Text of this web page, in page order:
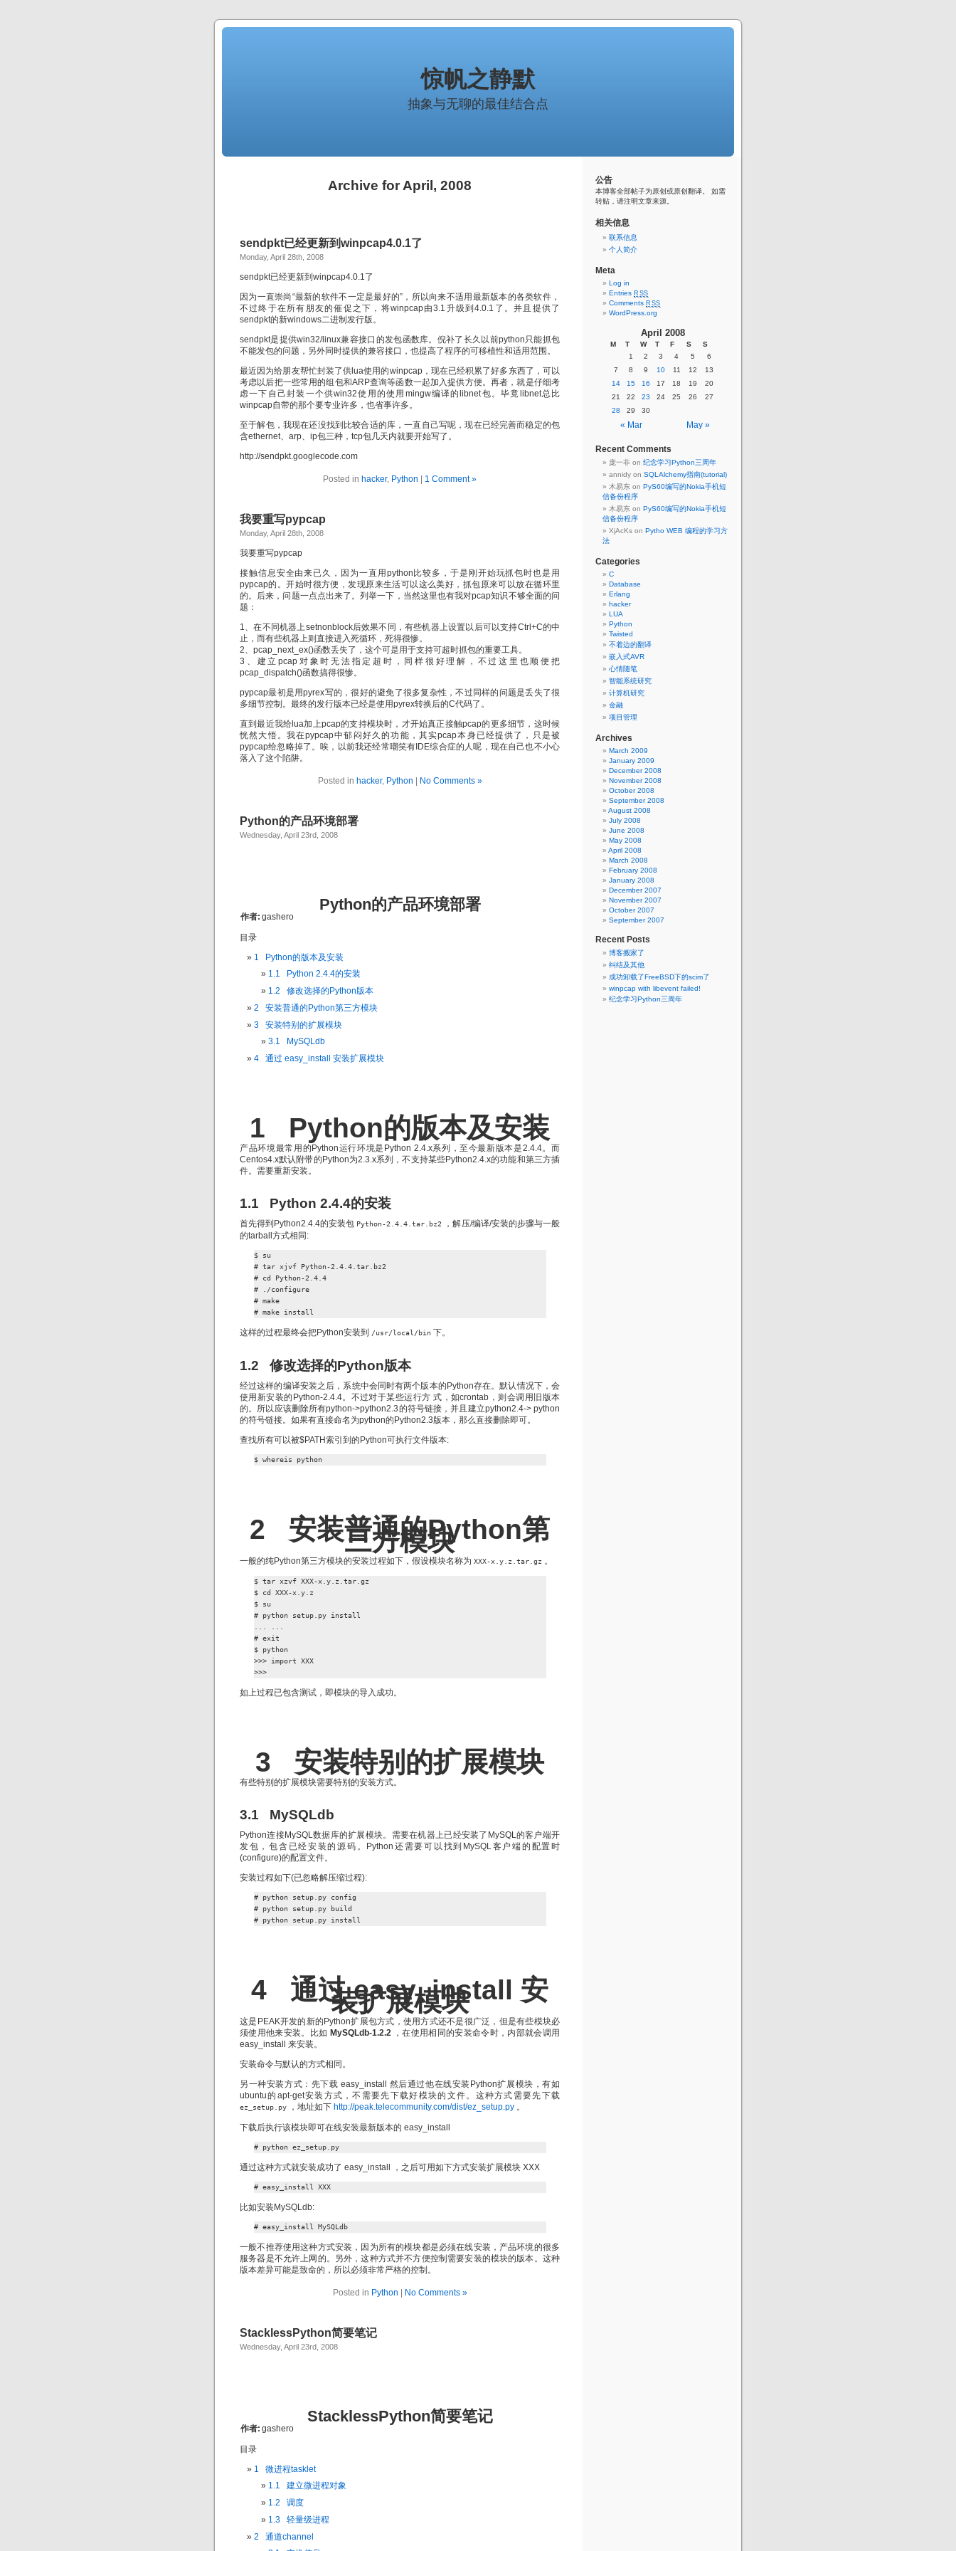
惊帆之静默
抽象与无聊的最佳结合点
Archive for April, 2008
sendpkt已经更新到winpcap4.0.1了
Monday, April 28th, 2008
sendpkt已经更新到winpcap4.0.1了
因为一直崇尚“最新的软件不一定是最好的”，所以向来不适用最新版本的各类软件，
不过终于在所有朋友的催促之下，将winpcap由3.1升级到4.0.1了。并且提供了
sendpkt的新windows二进制发行版。
sendpkt是提供win32/linux兼容接口的发包函数库。倪补了长久以前python只能抓包
不能发包的问题，另外同时提供的兼容接口，也提高了程序的可移植性和适用范围。
最近因为给朋友帮忙封装了供lua使用的winpcap，现在已经积累了好多东西了，可以
考虑以后把一些常用的组包和ARP查询等函数一起加入提供方便。再者，就是仔细考
虑一下自己封装一个供win32使用的使用mingw编译的libnet包。毕竟libnet总比
winpcap自带的那个要专业许多，也省事许多。
至于解包，我现在还没找到比较合适的库，一直自己写呢，现在已经完善而稳定的包
含ethernet、arp、ip包三种，tcp包几天内就要开始写了。
http://sendpkt.googlecode.com
Posted in hacker, Python 1 Comment »
我要重写pypcap
Monday, April 28th, 2008
我要重写pypcap
接触信息安全由来已久，因为一直用python比较多，于是刚开始玩抓包时也是用
pypcap的。开始时很方便，发现原来生活可以这么美好，抓包原来可以放在循环里
的。后来，问题一点点出来了。列举一下，当然这里也有我对pcap知识不够全面的问
题：
1、在不同机器上setnonblock后效果不同，有些机器上设置以后可以支持Ctrl+C的中
止，而有些机器上则直接进入死循环，死得很惨。
2、pcap_next_ex()函数丢失了，这个可是用于支持可超时抓包的重要工具。
3、建立pcap对象时无法指定超时，同样很好理解，不过这里也顺便把
pcap_dispatch()函数搞得很惨。
pypcap最初是用pyrex写的，很好的避免了很多复杂性，不过同样的问题是丢失了很
多细节控制。最终的发行版本已经是使用pyrex转换后的C代码了。
直到最近我给lua加上pcap的支持模块时，才开始真正接触pcap的更多细节，这时候
恍然大悟。我在pypcap中郁闷好久的功能，其实pcap本身已经提供了，只是被
pypcap给忽略掉了。唉，以前我还经常嘲笑有IDE综合症的人呢，现在自己也不小心
落入了这个陷阱。
Posted in hacker, Python No Comments »
Python的产品环境部署
Wednesday, April 23rd, 2008
Python的产品环境部署
作者: gashero
目录
1 Python的版本及安装
1.1 Python 2.4.4的安装
1.2 修改选择的Python版本
2 安装普通的Python第三方模块
3 安装特别的扩展模块
3.1 MySQLdb
4 通过 easy_install 安装扩展模块
1 Python的版本及安装
产品环境最常用的Python运行环境是Python 2.4.x系列，至今最新版本是2.4.4。而
Centos4.x默认附带的Python为2.3.x系列，不支持某些Python2.4.x的功能和第三方插
件。需要重新安装。
1.1 Python 2.4.4的安装
首先得到Python2.4.4的安装包 Python-2.4.4.tar.bz2
，解压/编译/安装的步骤与一般
的tarball方式相同:
$ su
# tar xjvf Python-2.4.4.tar.bz2
# cd Python-2.4.4
# ./configure
# make
# make install
这样的过程最终会把Python安装到 /usr/local/bin 下。
1.2 修改选择的Python版本
经过这样的编译安装之后，系统中会同时有两个版本的Python存在。默认情况下，会
使用新安装的Python-2.4.4。不过对于某些运行方 式，如crontab，则会调用旧版本
的。所以应该删除所有python->python2.3的符号链接，并且建立python2.4-> python
的符号链接。如果有直接命名为python的Python2.3版本，那么直接删除即可。
查找所有可以被$PATH索引到的Python可执行文件版本:
$ whereis python
2 安装普通的Python第
三方模块
一般的纯Python第三方模块的安装过程如下，假设模块名称为 XXX-x.y.z.tar.gz 。
$ tar xzvf XXX-x.y.z.tar.gz
$ cd XXX-x.y.z
$ su
# python setup.py install
# exit
$ python
>>> import XXX
>>>
如上过程已包含测试，即模块的导入成功。
3 安装特别的扩展模块
有些特别的扩展模块需要特别的安装方式。
3.1 MySQLdb
Python连接MySQL数据库的扩展模块。需要在机器上已经安装了MySQL的客户端开
发包，包含已经安装的源码。Python还需要可以找到MySQL客户端的配置时
(configure)的配置文件。
安装过程如下(已忽略解压缩过程):
# python setup.py config
# python setup.py build
# python setup.py install
4 通过 easy_install 安
装扩展模块
这是PEAK开发的新的Python扩展包方式，使用方式还不是很广泛，但是有些模块必
须使用他来安装。比如 MySQLdb-1.2.2，在使用相同的安装命令时，内部就会调用
easy_install 来安装。
安装命令与默认的方式相同。
另一种安装方式：先下载 easy_install 然后通过他在线安装Python扩展模块，有如
ubuntu的apt-get安装方式，不需要先下载好模块的文件。这种方式需要先下载
ez_setup.py ，地址如下 http://peak.telecommunity.com/dist/ez_setup.py 。
下载后执行该模块即可在线安装最新版本的 easy_install
# python ez_setup.py
通过这种方式就安装成功了 easy_install ，之后可用如下方式安装扩展模块 XXX
# easy_install XXX
比如安装MySQLdb:
# easy_install MySQLdb
一般不推荐使用这种方式安装，因为所有的模块都是必须在线安装，产品环境的很多
服务器是不允许上网的。另外，这种方式并不方便控制需要安装的模块的版本。这种
版本差异可能是致命的，所以必须非常严格的控制。
Posted in Python No Comments »
StacklessPython简要笔记
Wednesday, April 23rd, 2008
StacklessPython简要笔记
作者: gashero
目录
1 微进程tasklet
1.1 建立微进程对象
1.2 调度
1.3 轻量级进程
2 通道channel
公告
本博客全部帖子为原创或原创翻译。 如需
转贴，请注明文章来源。
相关信息
联系信息
个人简介
Meta
Log in
Entries RSS
Comments RSS
WordPress.org
April 2008
M T W T F S S
« Mar May »
1 2 3 4 5
6
7
8 9 10 11 12
13
14
15 16 17 18 19
20
21
22 23 24 25 26
27
28
29 30
Recent Comments
庞一非 on 纪念学习Python三周年
annidy on SQLAlchemy指南(tutorial)
木易东 on PyS60编写的Nokia手机短
信备份程序
木易东 on PyS60编写的Nokia手机短
信备份程序
XjAcKs on Pytho WEB 编程的学习方
法
Categories
C
Database
Erlang
hacker
LUA
Python
Twisted
不着边的翻译
嵌入式AVR
心情随笔
智能系统研究
计算机研究
金融
项目管理
Archives
March 2009
January 2009
December 2008
November 2008
October 2008
September 2008
August 2008
July 2008
June 2008
May 2008
April 2008
March 2008
February 2008
January 2008
December 2007
November 2007
October 2007
September 2007
Recent Posts
博客搬家了
纠结及其他
成功卸载了FreeBSD下的scim了
winpcap with libevent failed!
纪念学习Python三周年